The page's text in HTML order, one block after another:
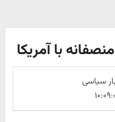
با آمریکا
سیاسی